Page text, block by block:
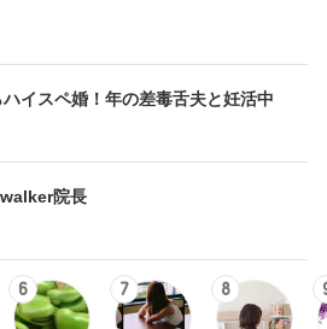
イスペ婚！年の差毒舌夫と妊活中
院長
6 7 8